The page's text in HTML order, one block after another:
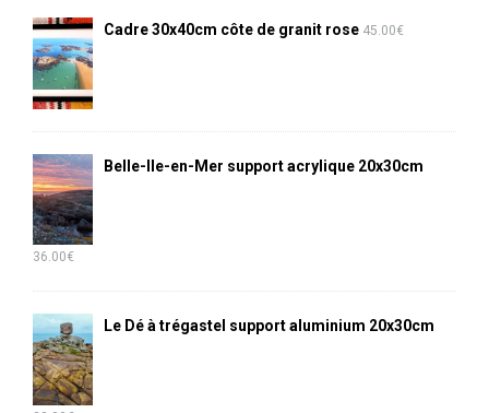
Cadre 30x40cm côte de granit rose 45.00€
Belle-Ile-en-Mer support acrylique 20x30cm
36.00€
Le Dé à trégastel support aluminium 20x30cm